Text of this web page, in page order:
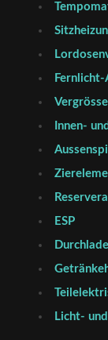
Innen-
ESP
Licht-